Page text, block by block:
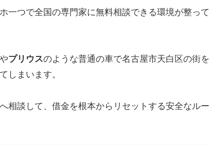
一つで全国の専門家に無料相談できる環境が整って
やプリウスのような普通の車で名古屋市天白区の街を
しまいます。
相談して、借金を根本からリセットする安全なルー